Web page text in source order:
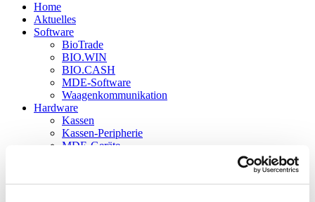
Home
Aktuelles
Software
BioTrade
BIO.WIN
BIO.CASH
MDE-Software
Waagenkommunikation
Hardware
Kassen
Kassen-Peripherie
MDE-Geräte
Service